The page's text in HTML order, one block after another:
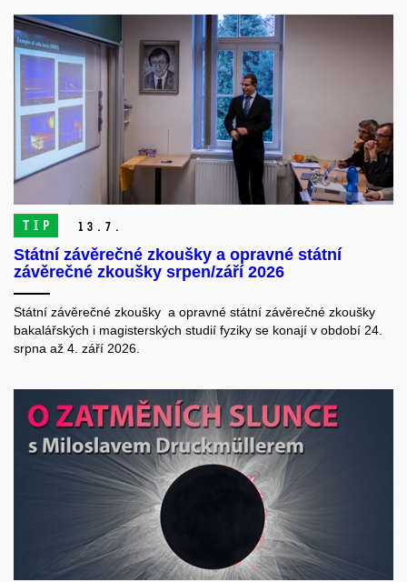
TIP 13. 7.
Státní závěrečné zkoušky a opravné státní
závěrečné zkoušky srpen/září 2026
Státní závěrečné zkoušky a opravné státní závěrečné zkoušky
bakalářských i magisterských studií fyziky se konají v období 24.
srpna až 4. září 2026.